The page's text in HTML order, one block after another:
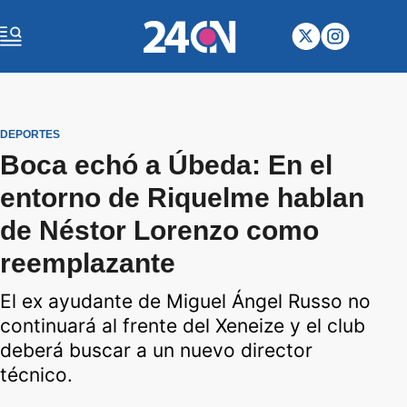
DEPORTES
Boca echó a Úbeda: En el
entorno de Riquelme hablan
de Néstor Lorenzo como
reemplazante
El ex ayudante de Miguel Ángel Russo no
continuará al frente del Xeneize y el club
deberá buscar a un nuevo director
técnico.